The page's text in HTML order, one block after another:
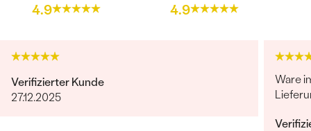
4.9 4.9
Verifizierter Kunde
27.12.2025
Ware